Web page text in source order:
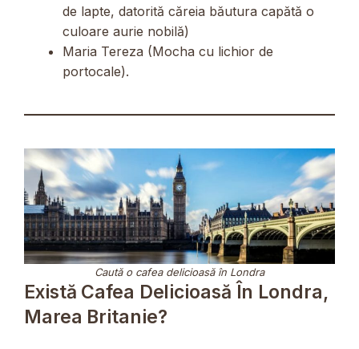
de lapte, datorită căreia băutura capătă o
culoare aurie nobilă)
Maria Tereza (Mocha cu lichior de
portocale).
Caută o cafea delicioasă în Londra
Există Cafea Delicioasă În Londra,
Marea Britanie?